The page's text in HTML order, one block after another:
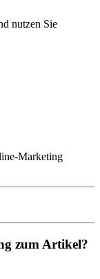
nutzen Sie
Marketing
zum Artikel?